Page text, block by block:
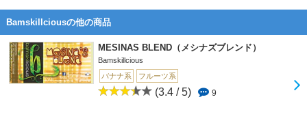
Bamskillciousの他の商品
MESINAS BLEND（メシナズブレンド）
Bamskillcious
バナナ系
フルーツ系
(3.4 / 5) 9